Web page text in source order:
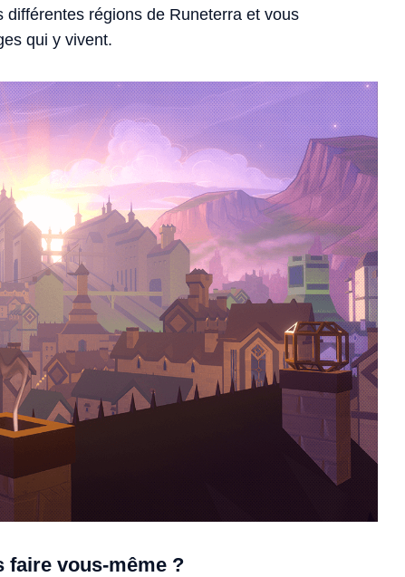
régions de Runeterra et vous
qui y vivent.
faire vous-même ?